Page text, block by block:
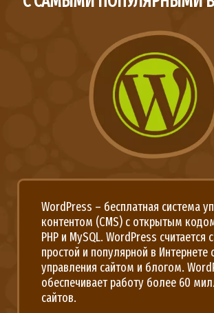
WordPress – бесплатная система
контентом (CMS) с открытым
PHP и MySQL. WordPress считается
простой и популярной в Интернете
управления сайтом и блогом.
обеспечивает работу более 60
сайтов.